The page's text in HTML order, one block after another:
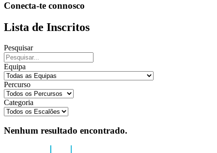
Conecta-te connosco
Lista de Inscritos
Pesquisar
Equipa
Percurso
Categoria
Nenhum resultado encontrado.